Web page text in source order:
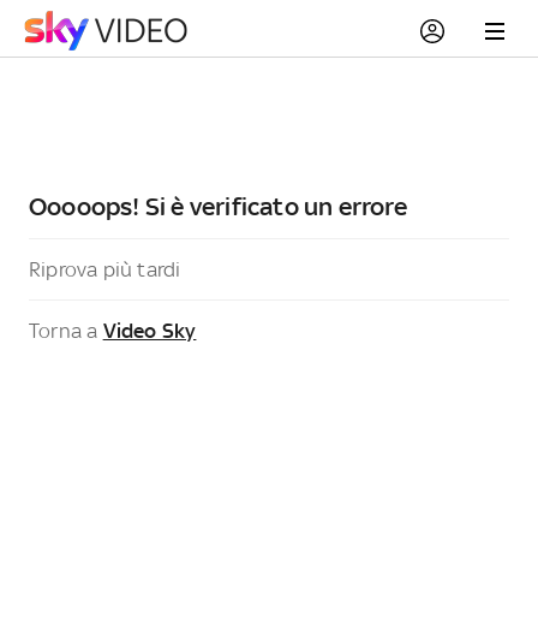
Ooooops! Si è verificato un errore
Riprova più tardi
Torna a Video Sky